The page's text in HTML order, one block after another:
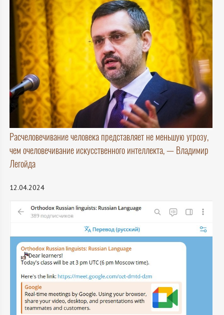
Расчеловечивание человека представляет не меньшую угрозу,
чем очеловечивание искусственного интеллекта, — Владимир
Легойда
12.04.2024